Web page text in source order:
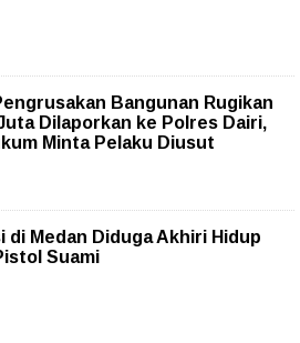
Bangunan Rugikan
Dilaporkan ke Polres Dairi,
Minta Pelaku Diusut
di Medan Diduga Akhiri Hidup
Suami